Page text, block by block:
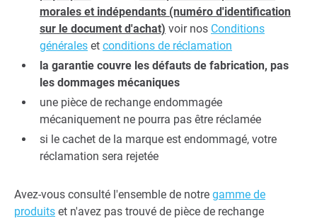
morales et indépendants (numéro d'identification
sur le document d'achat) voir nos Conditions
générales et conditions de réclamation
la garantie couvre les défauts de fabrication, pas
les dommages mécaniques
une pièce de rechange endommagée
mécaniquement ne pourra pas être réclamée
si le cachet de la marque est endommagé, votre
réclamation sera rejetée
Avez-vous consulté l'ensemble de notre gamme de
produits et n'avez pas trouvé de pièce de rechange